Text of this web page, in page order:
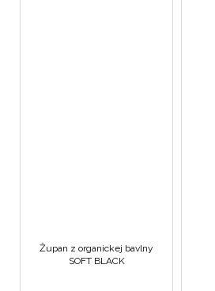
Župan z organickej bavlny
SOFT BLACK